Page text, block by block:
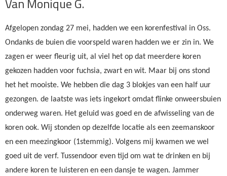
Afgelopen zondag 27 mei, hadden we een korenfestival in Oss.
Ondanks de buien die voorspeld waren hadden we er zin in. We
zagen er weer fleurig uit, al viel het op dat meerdere koren
gekozen hadden voor fuchsia, zwart en wit. Maar bij ons stond
het het mooiste. We hebben die dag 3 blokjes van een half uur
gezongen. de laatste was iets ingekort omdat flinke onweersbuien
onderweg waren. Het geluid was goed en de afwisseling van de
koren ook. Wij stonden op dezelfde locatie als een zeemanskoor
en een meezingkoor (1stemmig). Volgens mij kwamen we wel
goed uit de verf. Tussendoor even tijd om wat te drinken en bij
andere koren te luisteren en een dansje te wagen. Jammer